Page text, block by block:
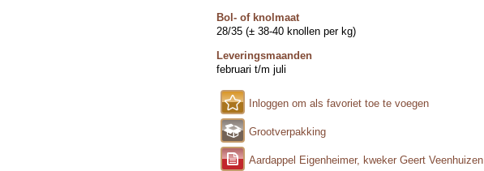
Bol- of knolmaat
28/35 (± 38-40 knollen per kg)
Leveringsmaanden
februari t/m juli
Inloggen om als favoriet toe te voegen
Grootverpakking
Aardappel Eigenheimer, kweker Geert Veenhuizen